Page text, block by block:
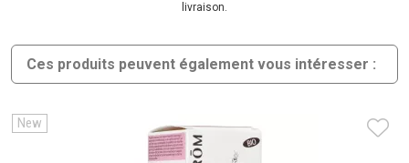
livraison.
Ces produits peuvent également vous intéresser :
New